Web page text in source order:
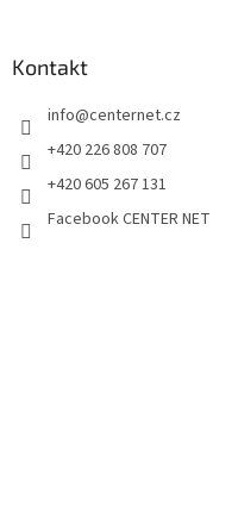
Kontakt
info@centernet.cz
+420 226 808 707
+420 605 267 131
Facebook CENTER NET